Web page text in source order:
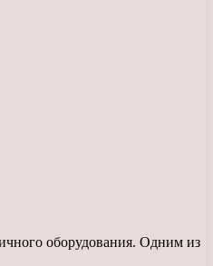
оборудования. Одним из